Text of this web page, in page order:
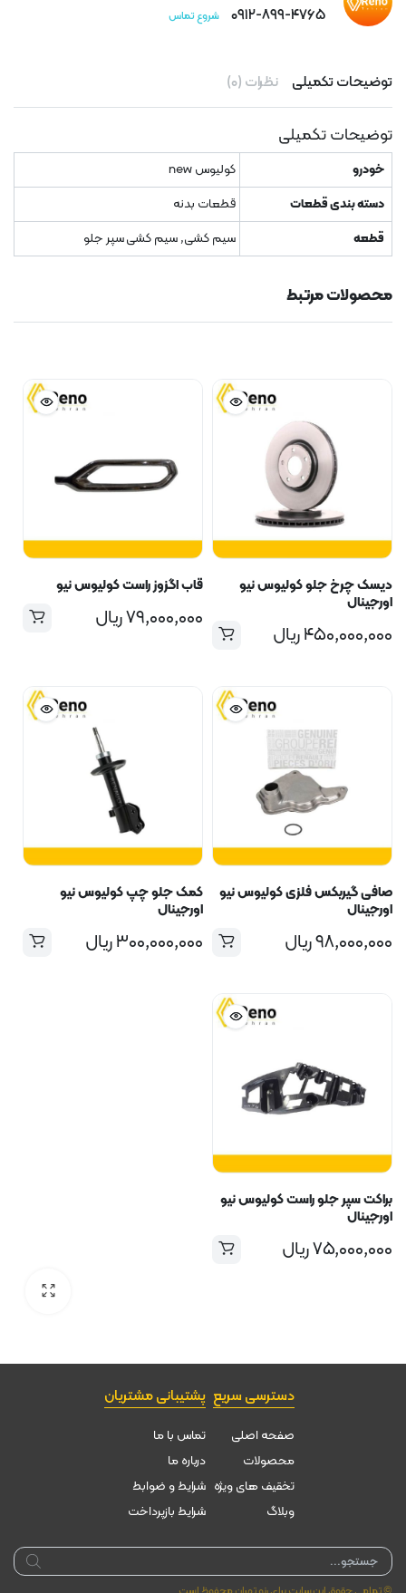
۰۹۱۲-۸۹۹-۴۷۶۵ شروع تماس
توضیحات تکمیلی نظرات (۰)
توضیحات تکمیلی
خودرو
کولیوس new
دسته بندی قطعات
قطعات بدنه
قطعه
سیم کشی, سیم کشی سپر جلو
محصولات مرتبط
دیسک چرخ جلو کولیوس نیو
اورجینال
۴۵۰,۰۰۰,۰۰۰ریال
قاب اگزوز راست کولیوس نیو
۷۹,۰۰۰,۰۰۰ریال
صافی گیربکس فلزی کولیوس نیو
اورجینال
۹۸,۰۰۰,۰۰۰ریال
کمک جلو چپ کولیوس نیو
اورجینال
۳۰۰,۰۰۰,۰۰۰ریال
براکت سپر جلو راست کولیوس نیو
اورجینال
۷۵,۰۰۰,۰۰۰ریال
دسترسی سریع
صفحه اصلی
محصولات
تخقیف های ویژه
وبلاگ
پشتیبانی مشتریان
تماس با ما
درباره ما
شرایط و ضوابط
شرایط بازپرداخت
Products
search